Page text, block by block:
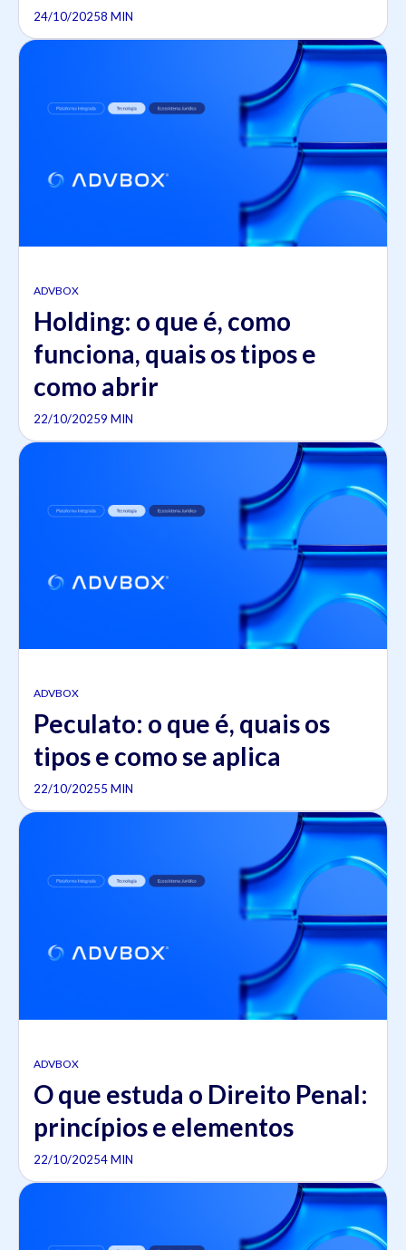
24/10/20258 MIN
ADVBOX
Holding: o que é, como
funciona, quais os tipos e
como abrir
22/10/20259 MIN
ADVBOX
Peculato: o que é, quais os
tipos e como se aplica
22/10/20255 MIN
ADVBOX
O que estuda o Direito Penal:
princípios e elementos
22/10/20254 MIN